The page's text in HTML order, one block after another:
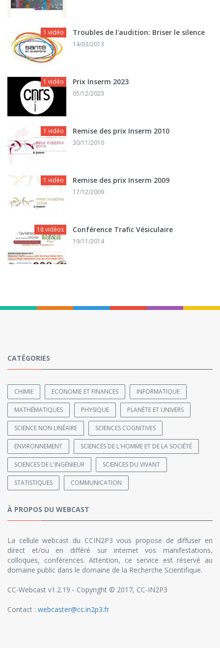
1 vidéo Troubles de l'audition: Briser le silence
14/03/2013
1 vidéo Prix Inserm 2023
05/12/2023
1 vidéo Remise des prix Inserm 2010
30/11/2010
1 vidéo Remise des prix Inserm 2009
17/12/2009
18 vidéos Conférence Trafic Vésiculaire
19/11/2014
CATÉGORIES
CHIMIE ECONOMIE ET FINANCES INFORMATIQUE
MATHÉMATIQUES PHYSIQUE PLANÈTE ET UNIVERS
SCIENCE NON LINÉAIRE SCIENCES COGNITIVES
ENVIRONNEMENT SCIENCES DE L'HOMME ET DE LA SOCIÉTÉ
SCIENCES DE L'INGÉNIEUR SCIENCES DU VIVANT
STATISTIQUES COMMUNICATION
À PROPOS DU WEBCAST
La cellule webcast du CCIN2P3 vous propose de diffuser en
direct et/ou en différé sur internet vos manifestations,
colloques, conférences. Attention, ce service est réservé au
domaine public dans le domaine de la Recherche Scientifique.
CC-Webcast v1.2.19 - Copyright © 2017, CC-IN2P3
Contact : webcaster@cc.in2p3.fr